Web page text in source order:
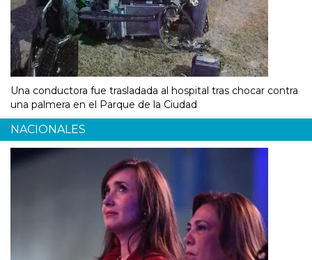
Una conductora fue trasladada al hospital tras chocar contra
una palmera en el Parque de la Ciudad
NACIONALES